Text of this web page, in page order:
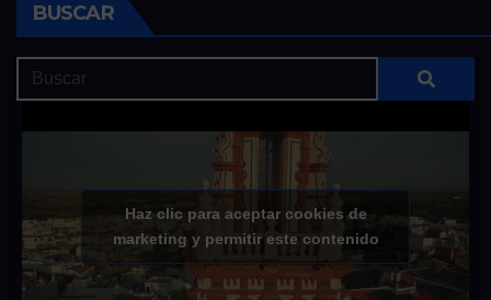
BUSCAR
Haz clic para aceptar cookies de
marketing y permitir este contenido